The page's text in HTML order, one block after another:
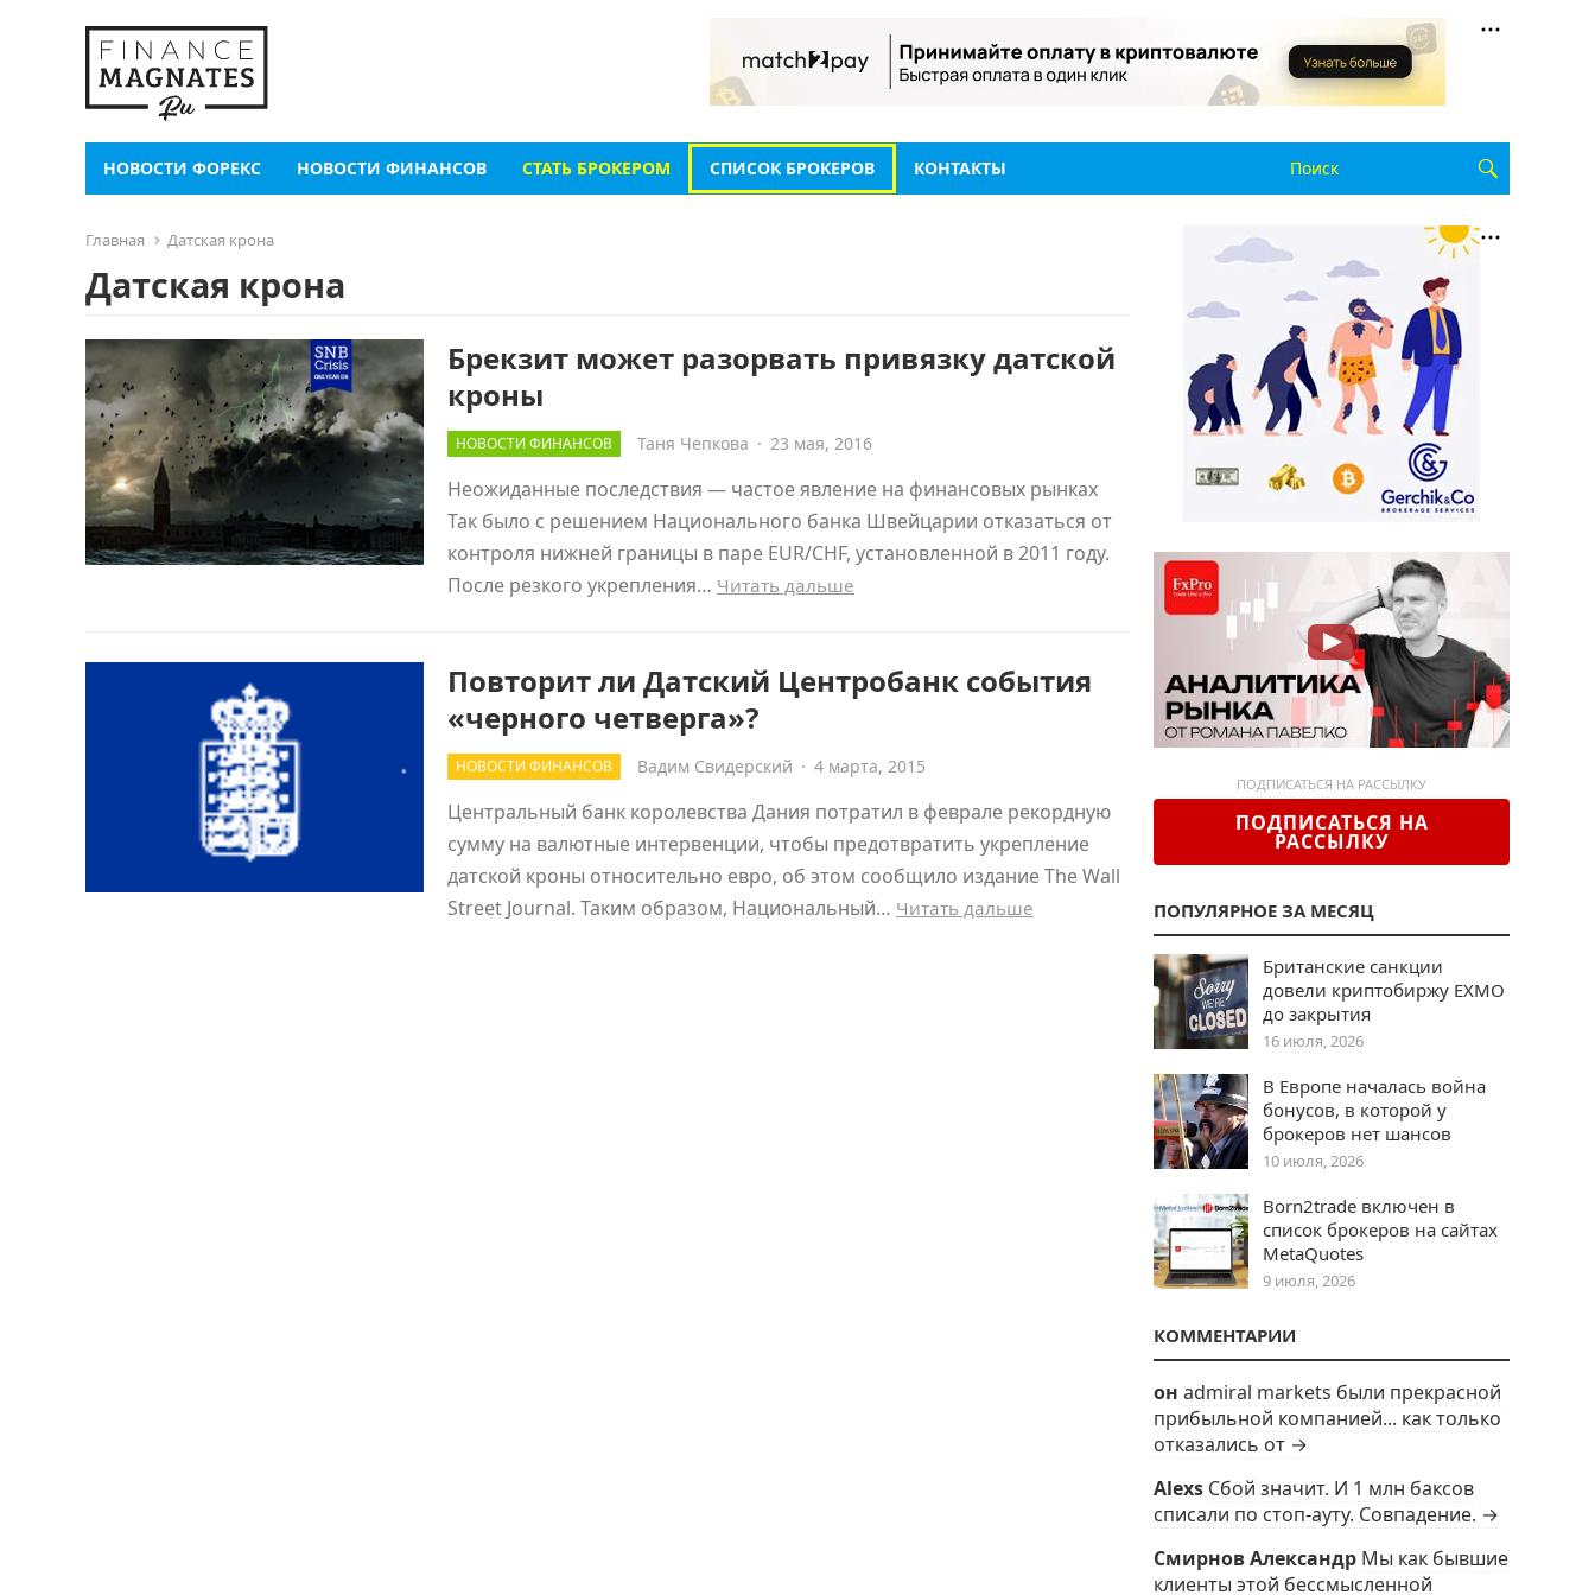
НОВОСТИ ФОРЕКС НОВОСТИ ФИНАНСОВ СТАТЬ БРОКЕРОМ СПИСОК БРОКЕРОВ КОНТАКТЫ
Главная Датская крона
Датская крона
Брекзит может разорвать привязку датской
кроны
НОВОСТИ ФИНАНСОВ Таня Чепкова · 23 мая, 2016
Неожиданные последствия — частое явление на финансовых рынках
Так было с решением Национального банка Швейцарии отказаться от
контроля нижней границы в паре EUR/CHF, установленной в 2011 году.
После резкого укрепления… Читать дальше
Повторит ли Датский Центробанк события
«черного четверга»?
НОВОСТИ ФИНАНСОВ Вадим Свидерский · 4 марта, 2015
Центральный банк королевства Дания потратил в феврале рекордную
сумму на валютные интервенции, чтобы предотвратить укрепление
датской кроны относительно евро, об этом сообщило издание The Wall
Street Journal. Таким образом, Национальный… Читать дальше
ПОДПИСАТЬСЯ НА РАССЫЛКУ
ПОДПИСАТЬСЯ НА
РАССЫЛКУ
ПОПУЛЯРНОЕ ЗА МЕСЯЦ
Британские санкции
довели криптобиржу EXMO
до закрытия
16 июля, 2026
В Европе началась война
бонусов, в которой у
брокеров нет шансов
10 июля, 2026
Born2trade включен в
список брокеров на сайтах
MetaQuotes
9 июля, 2026
КОММЕНТАРИИ
он admiral markets были прекрасной
прибыльной компанией... как только
отказались от →
Alexs Сбой значит. И 1 млн баксов
списали по стоп-ауту. Совпадение. →
Смирнов Александр Мы как бывшие
клиенты этой бессмысленной